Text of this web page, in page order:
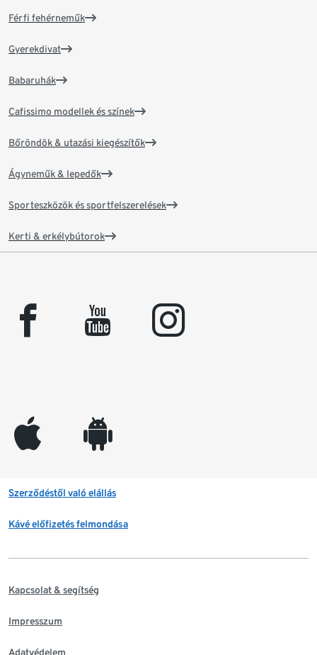
Férfi fehérneműk
Gyerekdivat
Babaruhák
Cafissimo modellek és színek
Bőröndök & utazási kiegészítők
Ágyneműk & lepedők
Sporteszközök és sportfelszerelések
Kerti & erkélybútorok
facebook youtube instagram
appleinc android
Szerződéstől való elállás
Kávé előfizetés felmondása
Kapcsolat & segítség
Impresszum
Adatvédelem